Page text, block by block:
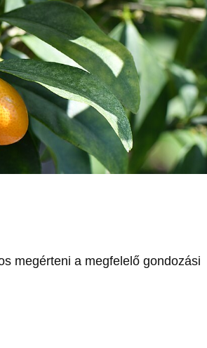
megérteni a megfelelő gondozási